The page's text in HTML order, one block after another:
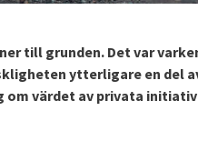
ner till grunden. Det var
ytterligare en del
värdet av privata